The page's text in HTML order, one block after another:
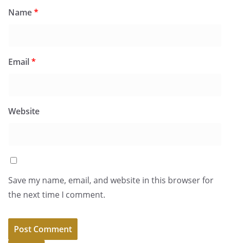
Name*
Email*
Website
Save my name, email, and website in this browser for
the next time I comment.